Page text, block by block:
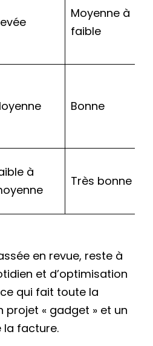
Moyenne à
faible
Bonne
à
Très bonne
en revue, reste à
et d’optimisation
qui fait toute la
projet « gadget » et un
la facture.